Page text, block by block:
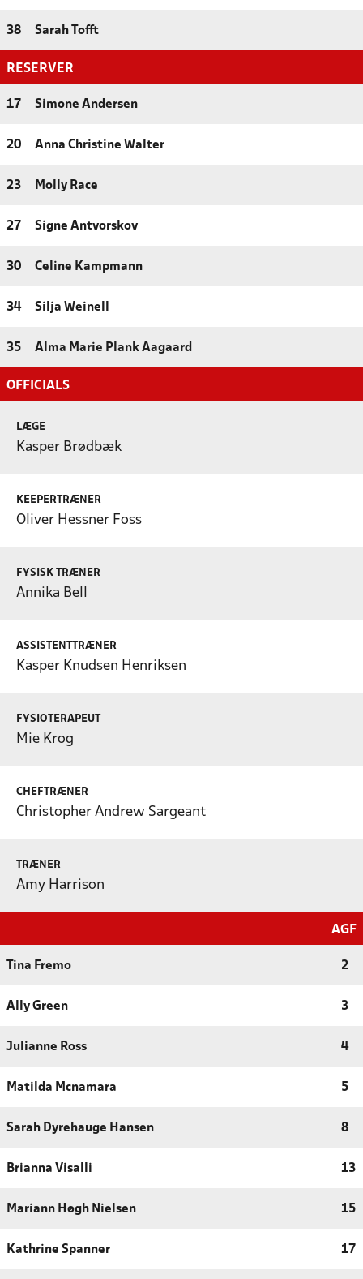
38 Sarah Tofft
RESERVER
17 Simone Andersen
20 Anna Christine Walter
23 Molly Race
27 Signe Antvorskov
30 Celine Kampmann
34 Silja Weinell
35 Alma Marie Plank Aagaard
OFFICIALS
LÆGE
Kasper Brødbæk
KEEPERTRÆNER
Oliver Hessner Foss
FYSISK TRÆNER
Annika Bell
ASSISTENTTRÆNER
Kasper Knudsen Henriksen
FYSIOTERAPEUT
Mie Krog
CHEFTRÆNER
Christopher Andrew Sargeant
TRÆNER
Amy Harrison
AGF
Tina Fremo 2
Ally Green 3
Julianne Ross 4
Matilda Mcnamara 5
Sarah Dyrehauge Hansen 8
Brianna Visalli 13
Mariann Høgh Nielsen 15
Kathrine Spanner 17